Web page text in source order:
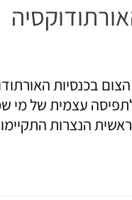
עצמית של מי
הנצרות